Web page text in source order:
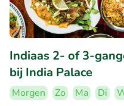
Indiaas 2- of 3-
bij India Palace
Morgen Zo Ma Di